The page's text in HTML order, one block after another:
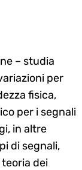
– studia
per
fisica,
per i segnali
in altre
di segnali,
teoria dei